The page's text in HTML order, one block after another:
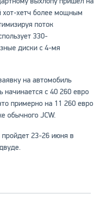
хот-хетч более мощным
поток
330-
диски с 4-мя
на автомобиль
начинается с 40 260 евро
примерно на 11 260 евро
обычного JCW.
23-26 июня в